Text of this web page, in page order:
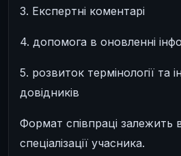
3. Експертні коментарі
4. допомога в оновленні
5. розвиток термінології та
довідників
Формат співпраці залежить
спеціалізації учасника.